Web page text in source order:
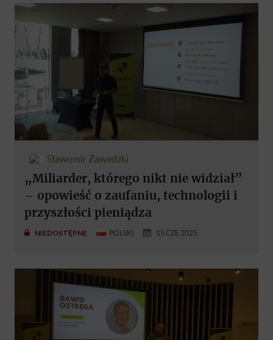
Sławomir Zawadzki
„Miliarder, którego nikt nie widział”
– opowieść o zaufaniu, technologii i
przyszłości pieniądza
NIEDOSTĘPNE POLSKI 15 CZE 2025